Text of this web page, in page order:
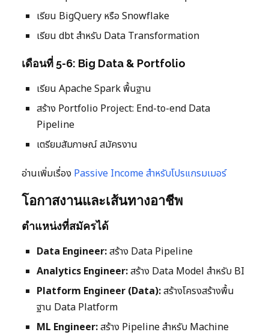
เรียน BigQuery หรือ Snowflake
เรียน dbt สำหรับ Data Transformation
เดือนที่ 5-6: Big Data & Portfolio
เรียน Apache Spark พื้นฐาน
สร้าง Portfolio Project: End-to-end Data
Pipeline
เตรียมสัมภาษณ์ สมัครงาน
อ่านเพิ่มเรื่อง Passive Income สำหรับโปรแกรมเมอร์
โอกาสงานและเส้นทางอาชีพ
ตำแหน่งที่สมัครได้
Data Engineer:สร้าง Data Pipeline
Analytics Engineer:สร้าง Data Model สำหรับ BI
Platform Engineer (Data):สร้างโครงสร้างพื้น
ฐาน Data Platform
ML Engineer:สร้าง Pipeline สำหรับ Machine